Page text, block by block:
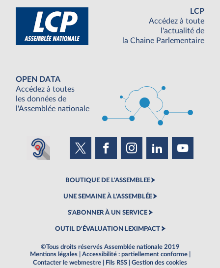
LCP
Accédez à toute
l'actualité de
la Chaine Parlementaire
OPEN DATA
Accédez à toutes
les données de
l'Assemblée nationale
BOUTIQUE DE L'ASSEMBLEE
UNE SEMAINE À L'ASSEMBLÉE
S'ABONNER À UN SERVICE
OUTIL D'ÉVALUATION LEXIMPACT
©Tous droits réservés Assemblée nationale 2019
Mentions légales
Accessibilité : partiellement conforme
Contacter le webmestre
Fils RSS
Gestion des cookies